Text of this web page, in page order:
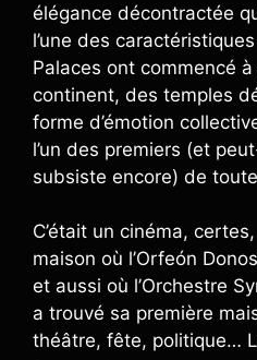
élégance décontractée
l’une des
Palaces ont commencé
continent, des temples
forme d’émotion
l’un des premiers (et
subsiste encore) de toute
C’était un cinéma,
maison où l’Orfeón
et aussi où l’Orchestre
a trouvé sa première
théâtre, fête, politique…